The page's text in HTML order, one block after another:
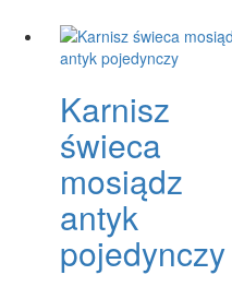
Karnisz
świeca
mosiądz
antyk
pojedynczy